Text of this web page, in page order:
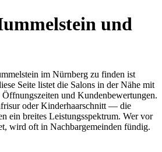
und
im Nürnberg zu finden ist
Seite listet die Salons in der Nähe mit
und Kundenbewertungen.
oder Kinderhaarschnitt — die
ein breites Leistungsspektrum. Wer vor
wird oft in Nachbargemeinden fündig.